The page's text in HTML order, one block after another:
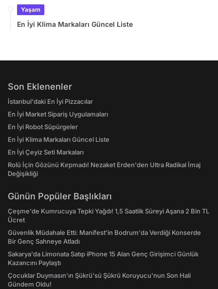
Yaşam
En İyi Klima Markaları Güncel Liste
Son Eklenenler
İstanbul'daki En İyi Pizzacılar
En İyi Market Sipariş Uygulamaları
En İyi Robot Süpürgeler
En İyi Klima Markaları Güncel Liste
En İyi Çeyiz Seti Markaları
Rolü İçin Gözünü Kırpmadı! Nezaket Erden'den Ultra Radikal İmaj
Değişikliği
Günün Popüler Başlıkları
Çeşme'de Kumrucuya Tepki Yağdı! 1,5 Saatlik Süreyi Aşana 2 Bin TL
Ücret
Güvenlik Müdahale Etti: Manifest'in Bodrum'da Verdiği Konserde
Bir Genç Sahneye Atladı
Sakarya'da Limonata Satıp iPhone 15 Alan Genç Girişimci Günlük
Kazancını Paylaştı
Çocuklar Duymasın'ın Şükrü'sü Şükrü Koruyucu'nun Son Hali
Gündem Oldu!